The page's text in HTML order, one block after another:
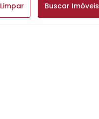
Limpar Buscar Imóveis